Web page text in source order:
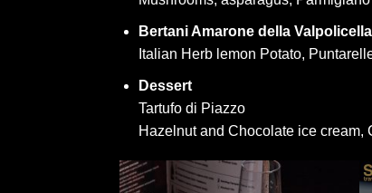
Bertani Amarone della
Italian Herb lemon Potato,
Dessert
Tartufo di Piazzo
Hazelnut and Chocolate ice cream,